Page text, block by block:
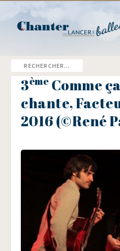
3ème Comme
chante,
2016 (©René